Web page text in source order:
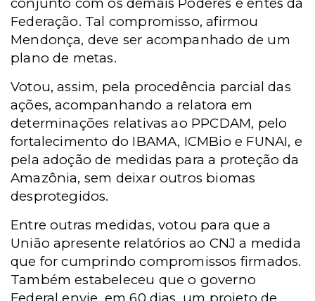
Federação. Tal compromisso, afirmou
Mendonça, deve ser acompanhado de um
plano de metas.
Votou, assim, pela procedência parcial das
ações, acompanhando a relatora em
determinações relativas ao PPCDAM, pelo
fortalecimento do IBAMA, ICMBio e FUNAI, e
pela adoção de medidas para a proteção da
Amazônia, sem deixar outros biomas
desprotegidos.
Entre outras medidas, votou para que a
União apresente relatórios ao CNJ a medida
que for cumprindo compromissos firmados.
Também estabeleceu que o governo